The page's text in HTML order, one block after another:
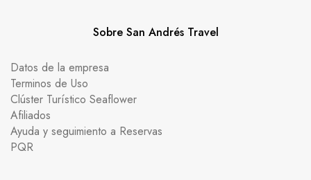
Sobre San Andrés Travel
Datos de la empresa
Terminos de Uso
Clúster Turístico Seaflower
Afiliados
Ayuda y seguimiento a Reservas
PQR